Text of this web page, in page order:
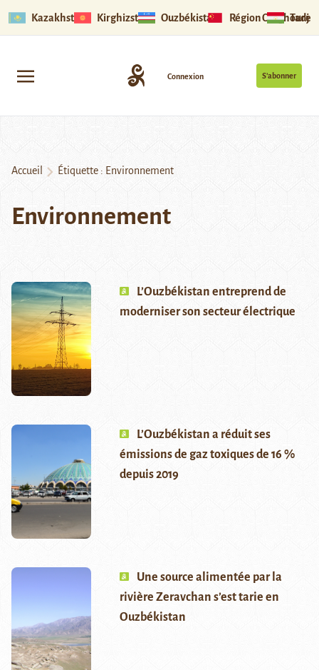
Kazakhstan Kirghizstan Ouzbékistan Région Ouïghoure
S’abonner
Connexion
Accueil Étiquette : Environnement
Environnement
L’Ouzbékistan entreprend de
moderniser son secteur électrique
L’Ouzbékistan a réduit ses
émissions de gaz toxiques de 16 %
depuis 2019
Une source alimentée par la
rivière Zeravchan s’est tarie en
Ouzbékistan